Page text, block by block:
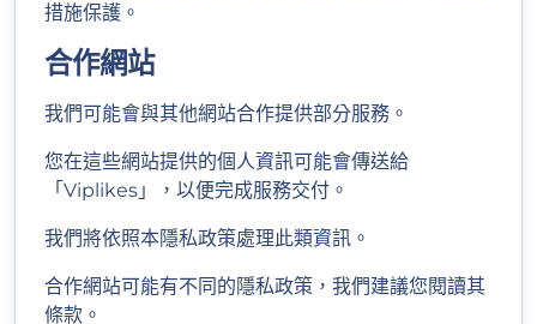
措施保護。
合作網站
我們可能會與其他網站合作提供部分服務。
您在這些網站提供的個人資訊可能會傳送給
「Viplikes」，以便完成服務交付。
我們將依照本隱私政策處理此類資訊。
合作網站可能有不同的隱私政策，我們建議您閱讀其
條款。